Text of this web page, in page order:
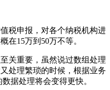
税申报，对各个纳税机构进
在15万到50万不等。
关重要，虽然说过数组处理
处理繁琐的时候，根据业务
据处理将会变得更快。